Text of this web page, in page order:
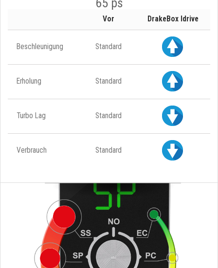
Vor DrakeBox Idrive
Beschleunigung Standard
Erholung Standard
Turbo Lag Standard
Verbrauch Standard